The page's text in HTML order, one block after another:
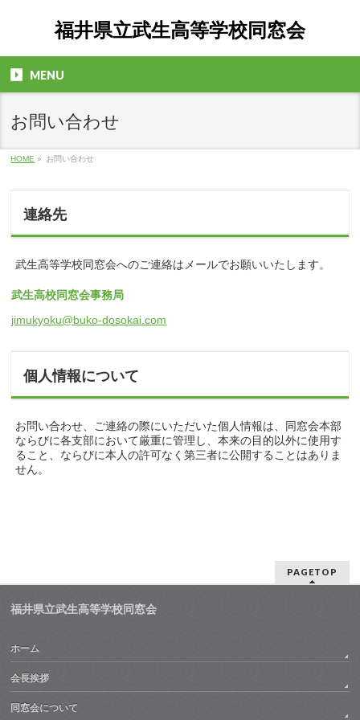
福井県立武生高等学校同窓会
MENU
お問い合わせ
HOME » お問い合わせ
連絡先
武生高等学校同窓会へのご連絡はメールでお願いいたします。
武生高校同窓会事務局
jimukyoku@buko-dosokai.com
個人情報について
お問い合わせ、ご連絡の際にいただいた個人情報は、同窓会本部
ならびに各支部において厳重に管理し、本来の目的以外に使用す
ること、ならびに本人の許可なく第三者に公開することはありま
せん。
PAGETOP
福井県立武生高等学校同窓会
ホーム
会長挨拶
同窓会について